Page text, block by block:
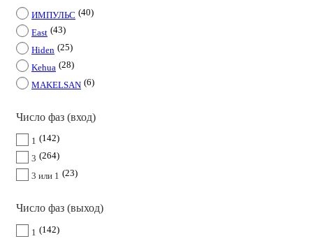
ИМПУЛЬС 40
East 43
Hiden 25
Kehua 28
MAKELSAN 6
Число фаз (вход)
1
142
3 264
3 или 1 23
Число фаз (выход)
1 142